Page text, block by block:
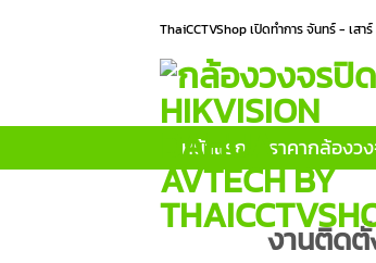
ThaiCCTVShop เปิดทำการ จันทร์ - เส
หน้าแรก ราคากล้องว
งานติด